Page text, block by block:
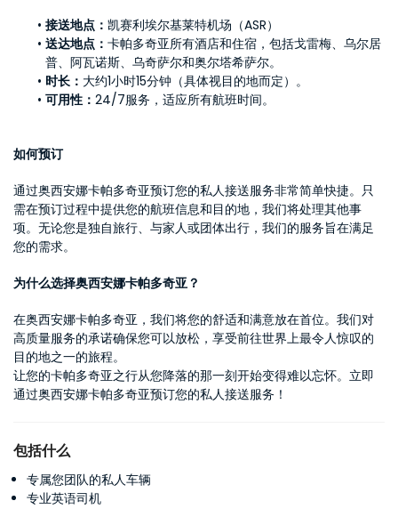
接送地点： 凯赛利埃尔基莱特机场（ASR）
送达地点： 卡帕多奇亚所有酒店和住宿，包括戈雷梅、乌尔居
普、阿瓦诺斯、乌奇萨尔和奥尔塔希萨尔。
时长： 大约1小时15分钟（具体视目的地而定）。
可用性： 24/7服务，适应所有航班时间。
如何预订
通过奥西安娜卡帕多奇亚预订您的私人接送服务非常简单快捷。只
需在预订过程中提供您的航班信息和目的地，我们将处理其他事
项。无论您是独自旅行、与家人或团体出行，我们的服务旨在满足
您的需求。
为什么选择奥西安娜卡帕多奇亚？
在奥西安娜卡帕多奇亚，我们将您的舒适和满意放在首位。我们对
高质量服务的承诺确保您可以放松，享受前往世界上最令人惊叹的
目的地之一的旅程。
让您的卡帕多奇亚之行从您降落的那一刻开始变得难以忘怀。立即
通过奥西安娜卡帕多奇亚预订您的私人接送服务！
包括什么
专属您团队的私人车辆
专业英语司机